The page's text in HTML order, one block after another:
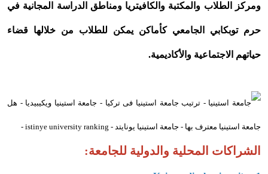
ومركز الطلاب والمكتبة والكافيتريا ومناطق الدراسة المجانية في
حرم توبكابي الجامعي كأماكن يمكن للطلاب من خلالها قضاء
حياتهم الاجتماعية والأكاديمية.
الشراكات المحلية والدولية للجامعة: